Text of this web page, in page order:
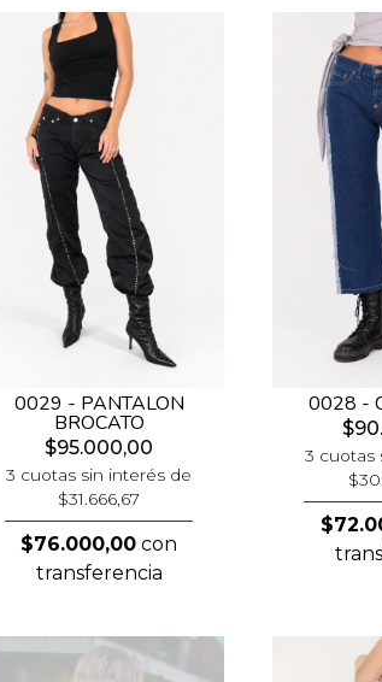
0029 - PANTALON
BROCATO
$95.000,00
3 cuotas sin interés de
$31.666,67
$76.000,00 con
transferencia
0028 -
3 cuotas